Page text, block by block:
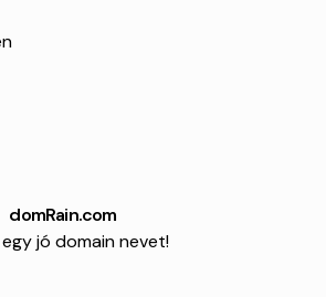
domRain.com
egy jó domain nevet!